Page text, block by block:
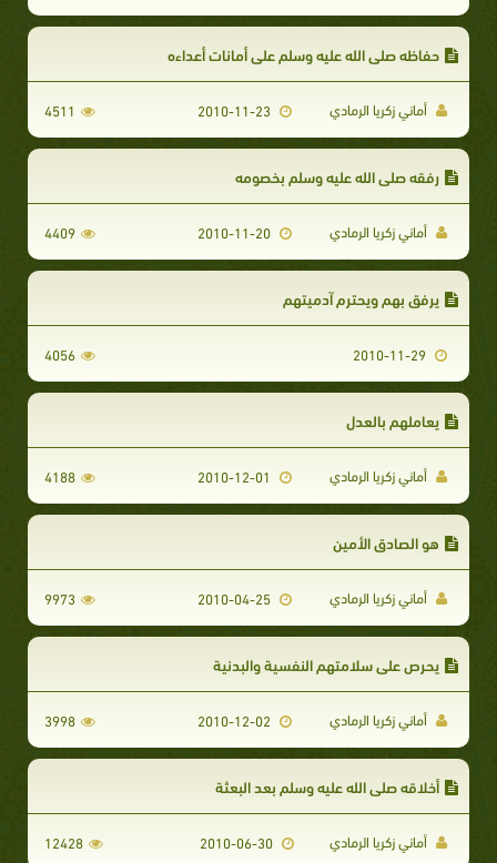
حفاظه صلى الله عليه وسلم على أمانات أعداءه
أماني زكريا الرمادي 4511
رفقه صلى الله عليه وسلم بخصومه
أماني زكريا الرمادي 4409
يرفق بهم ويحترم آدميتهم
4056
يعاملهم بالعدل
أماني زكريا الرمادي 4188
هو الصادق الأمين
أماني زكريا الرمادي 9973
يحرص على سلامتهم النفسية والبدنية
أماني زكريا الرمادي 3998
أخلاقه صلى الله عليه وسلم بعد البعثة
أماني زكريا الرمادي 2010-06-30
12428